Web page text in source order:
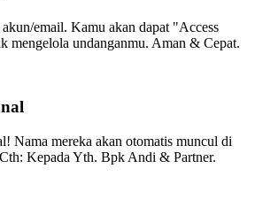
email. Kamu akan dapat "Access
mengelola undanganmu. Aman & Cepat.
Nama mereka akan otomatis muncul di
Kepada Yth. Bpk Andi & Partner.